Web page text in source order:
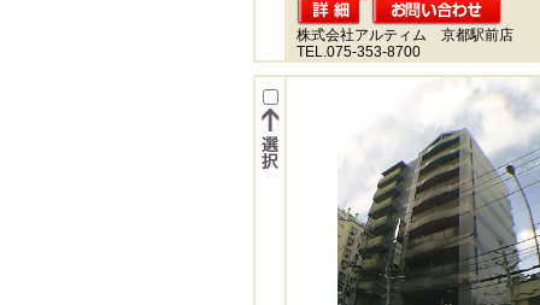
株式会社アルティム 京都駅前店
TEL.075-353-8700